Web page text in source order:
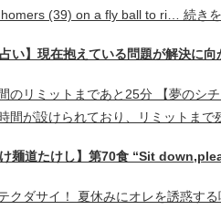
(39) on a fly ball to ri… 続き
占い】現在抱えている問題が解決に
のリミットまであと25分 【夢のシ
間が設けられており、リミットま
け麺道たけし】第70食 “Sit
クダサイ！ 夏休みにオレを誘惑す